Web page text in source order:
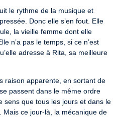
le rythme de la musique et
Donc elle s’en fout. Elle
la vieille femme dont elle
n’a pas le temps, si ce n’est
adresse à Rita, sa meilleure
raison apparente, en sortant de
passent dans le même ordre
sens que tous les jours et dans le
Mais ce jour-là, la mécanique de